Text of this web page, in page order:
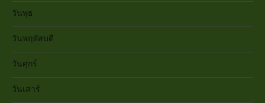
วันพุธ
วันพฤหัสบดี
วันศุกร์
วันเสาร์